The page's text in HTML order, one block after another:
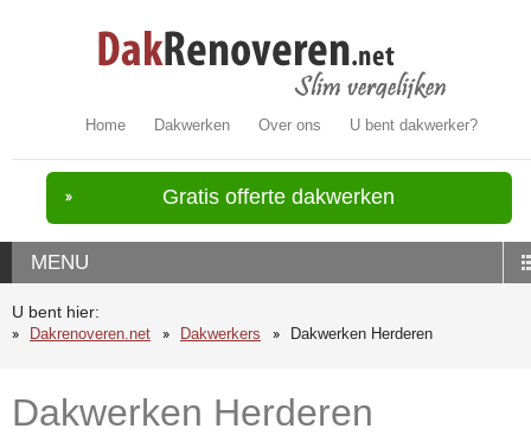
Home Dakwerken Over ons U bent dakwerker?
Gratis offerte dakwerken
MENU
U bent hier:
Dakrenoveren.net
Dakwerkers Dakwerken Herderen
Dakwerken Herderen